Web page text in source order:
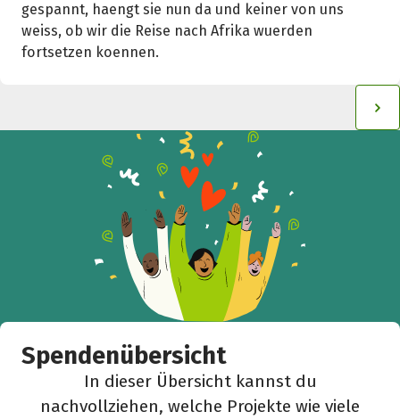
gespannt, haengt sie nun da und keiner von uns
weiss, ob wir die Reise nach Afrika wuerden
fortsetzen koennen.
Spendenübersicht
In dieser Übersicht kannst du
nachvollziehen, welche Projekte wie viele